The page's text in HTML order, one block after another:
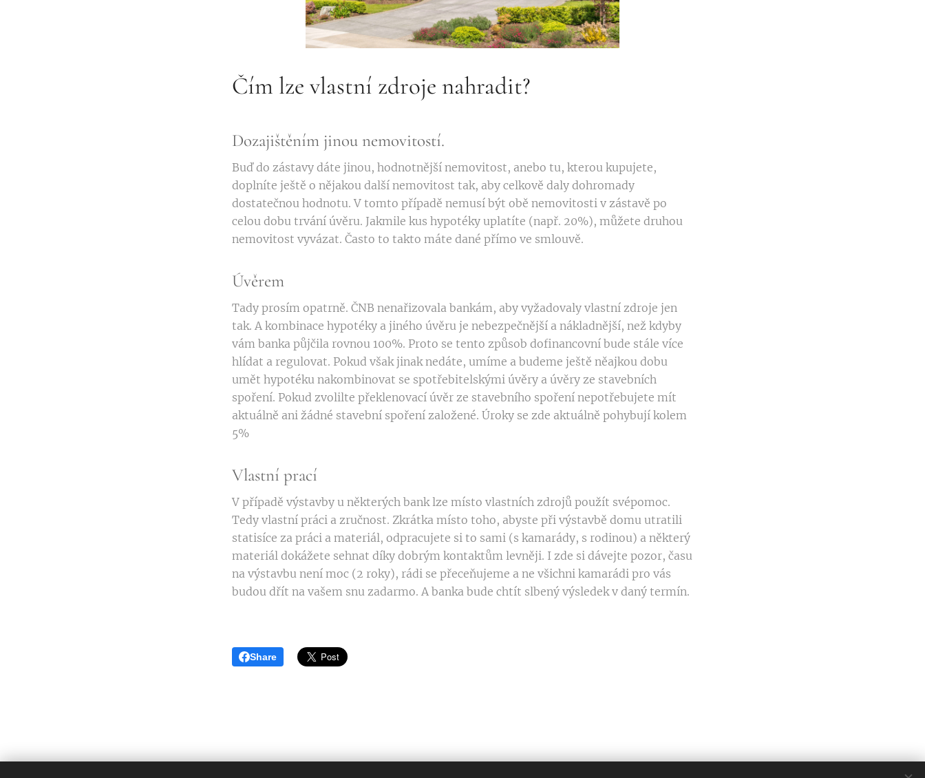
Čím lze vlastní zdroje nahradit?
Dozajištěním jinou nemovitostí.
Buď do zástavy dáte jinou, hodnotnější nemovitost, anebo tu, kterou kupujete,
doplníte ještě o nějakou další nemovitost tak, aby celkově daly dohromady
dostatečnou hodnotu. V tomto případě nemusí být obě nemovitosti v zástavě po
celou dobu trvání úvěru. Jakmile kus hypotéky uplatíte (např. 20%), můžete druhou
nemovitost vyvázat. Často to takto máte dané přímo ve smlouvě.
Úvěrem
Tady prosím opatrně. ČNB nenařizovala bankám, aby vyžadovaly vlastní zdroje jen
tak. A kombinace hypotéky a jiného úvěru je nebezpečnější a nákladnější, než kdyby
vám banka půjčila rovnou 100%. Proto se tento způsob dofinancovní bude stále více
hlídat a regulovat. Pokud však jinak nedáte, umíme a budeme ještě něajkou dobu
umět hypotéku nakombinovat se spotřebitelskými úvěry a úvěry ze stavebních
spoření. Pokud zvolilte překlenovací úvěr ze stavebního spoření nepotřebujete mít
aktuálně ani žádné stavební spoření založené. Úroky se zde aktuálně pohybují kolem
5%
Vlastní prací
V případě výstavby u některých bank lze místo vlastních zdrojů použít svépomoc.
Tedy vlastní práci a zručnost. Zkrátka místo toho, abyste při výstavbě domu utratili
statisíce za práci a materiál, odpracujete si to sami (s kamarády, s rodinou) a některý
materiál dokážete sehnat díky dobrým kontaktům levněji. I zde si dávejte pozor, času
na výstavbu není moc (2 roky), rádi se přeceňujeme a ne všichni kamarádi pro vás
budou dřít na vašem snu zadarmo. A banka bude chtít slbený výsledek v daný termín.
Share